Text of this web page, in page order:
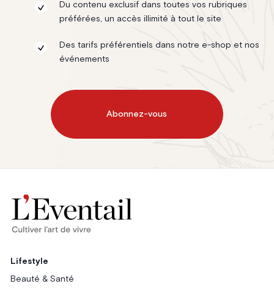
Du contenu exclusif dans toutes vos rubriques
préférées, un accès illimité à tout le site
Des tarifs préférentiels dans notre e-shop et nos
événements
Abonnez-vous
Lifestyle
Beauté & Santé